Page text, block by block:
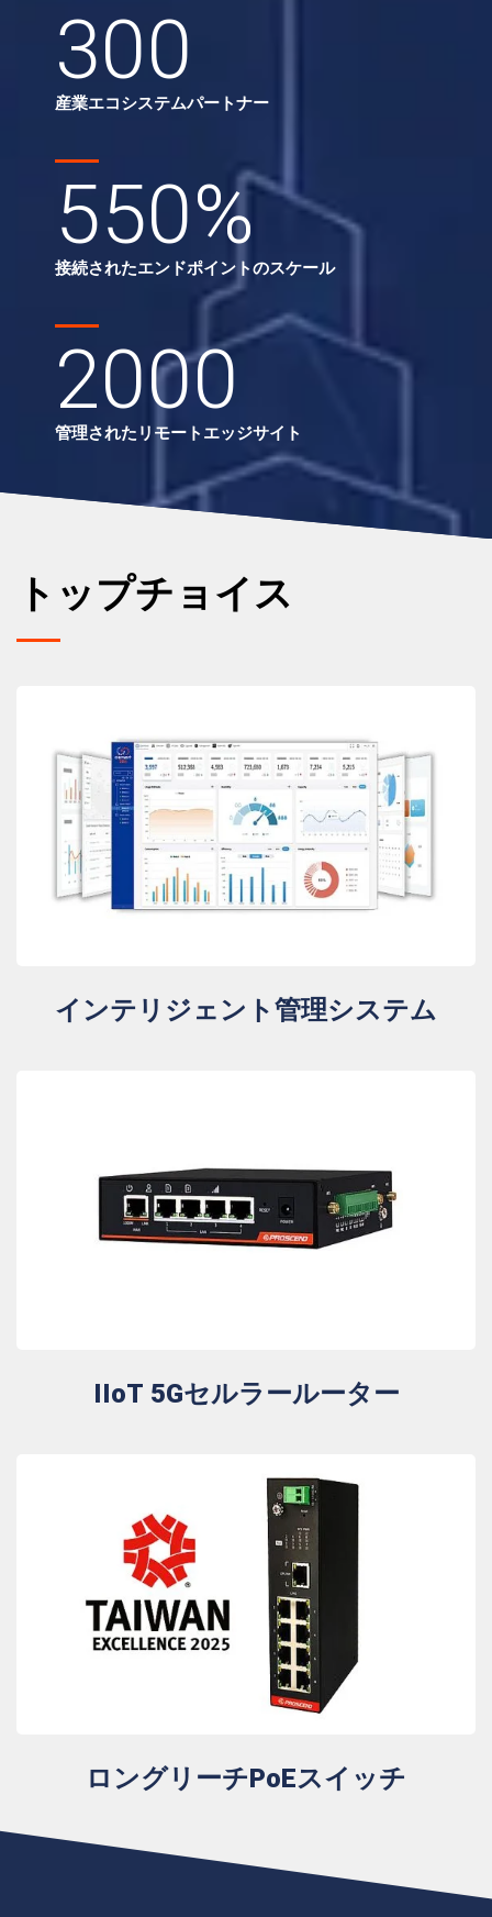
300
産業エコシステムパートナー
550%
接続されたエンドポイントのスケール
2000
管理されたリモートエッジサイト
トップチョイス
インテリジェント管理システム
IIoT 5Gセルラールーター
ロングリーチPoEスイッチ